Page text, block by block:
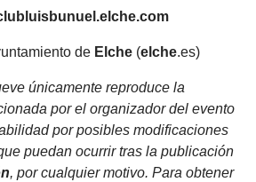
elche.com
de Elche (elche.es)
únicamente reproduce la
por el organizador del evento
por posibles modificaciones
puedan ocurrir tras la publicación
, por cualquier motivo. Para obtener